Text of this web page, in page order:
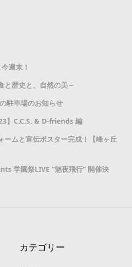
週末！
と歴史と、自然の美～
駐車場のお知らせ
】C.C.S. & D-friends 編
ームと宣伝ポスター完成！【峰ヶ丘
学園祭LIVE “魅夜飛行” 開催決
カテゴリー